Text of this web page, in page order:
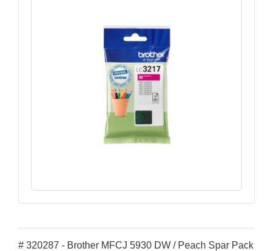
# 320287 - Brother MFCJ 5930 DW / Peach Spar Pack